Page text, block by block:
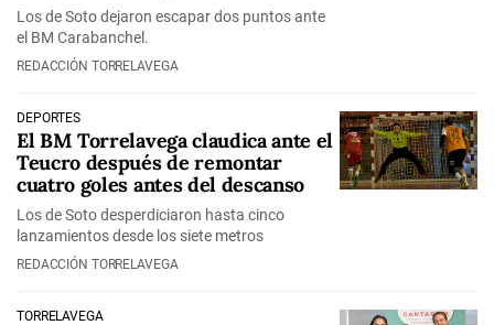
Los de Soto dejaron escapar dos puntos ante
el BM Carabanchel.
REDACCIÓN TORRELAVEGA
DEPORTES
El BM Torrelavega claudica ante el
Teucro después de remontar
cuatro goles antes del descanso
Los de Soto desperdiciaron hasta cinco
lanzamientos desde los siete metros
REDACCIÓN TORRELAVEGA
TORRELAVEGA